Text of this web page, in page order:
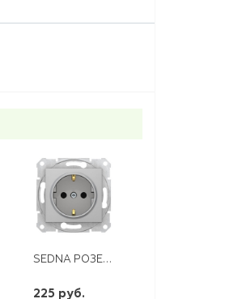
SEDNA РОЗЕТКА 1М С/З АЛЮМИНИЙ
225 руб.